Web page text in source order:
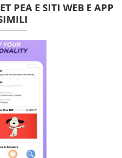
PEA E SITI WEB E APP